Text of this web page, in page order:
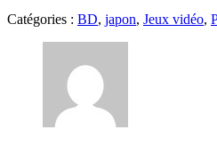
Catégories : BD, japon, Jeux vidéo,